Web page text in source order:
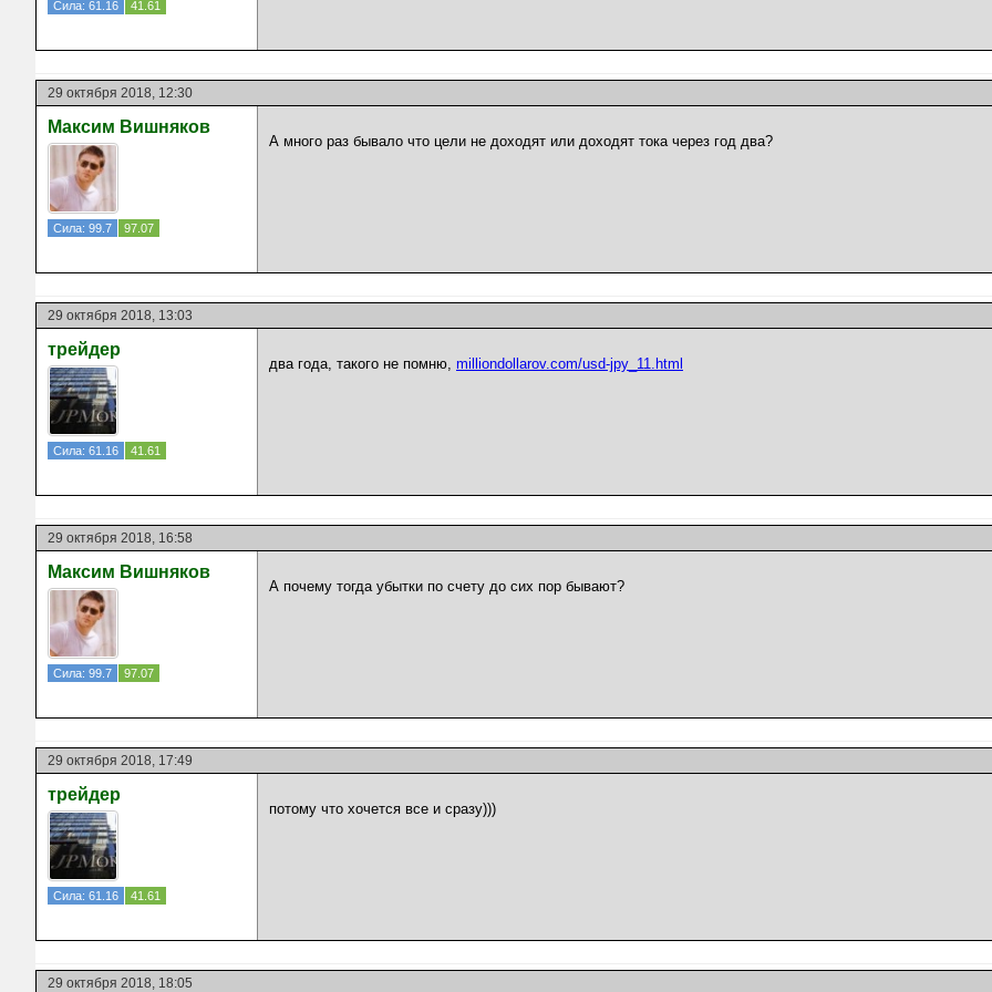
Сила: 61.16 41.61
29 октября 2018, 12:30
Максим Вишняков
Сила: 99.7 97.07
А много раз бывало что цели не доходят или доходят тока через год два?
29 октября 2018, 13:03
трейдер
Сила: 61.16 41.61
два года, такого не помню, milliondollarov.com/usd-jpy_11.html
29 октября 2018, 16:58
Максим Вишняков
Сила: 99.7 97.07
А почему тогда убытки по счету до сих пор бывают?
29 октября 2018, 17:49
трейдер
Сила: 61.16 41.61
потому что хочется все и сразу)))
29 октября 2018, 18:05